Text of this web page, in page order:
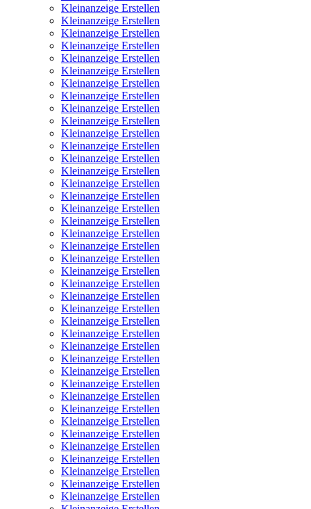
Kleinanzeige Erstellen
Kleinanzeige Erstellen
Kleinanzeige Erstellen
Kleinanzeige Erstellen
Kleinanzeige Erstellen
Kleinanzeige Erstellen
Kleinanzeige Erstellen
Kleinanzeige Erstellen
Kleinanzeige Erstellen
Kleinanzeige Erstellen
Kleinanzeige Erstellen
Kleinanzeige Erstellen
Kleinanzeige Erstellen
Kleinanzeige Erstellen
Kleinanzeige Erstellen
Kleinanzeige Erstellen
Kleinanzeige Erstellen
Kleinanzeige Erstellen
Kleinanzeige Erstellen
Kleinanzeige Erstellen
Kleinanzeige Erstellen
Kleinanzeige Erstellen
Kleinanzeige Erstellen
Kleinanzeige Erstellen
Kleinanzeige Erstellen
Kleinanzeige Erstellen
Kleinanzeige Erstellen
Kleinanzeige Erstellen
Kleinanzeige Erstellen
Kleinanzeige Erstellen
Kleinanzeige Erstellen
Kleinanzeige Erstellen
Kleinanzeige Erstellen
Kleinanzeige Erstellen
Kleinanzeige Erstellen
Kleinanzeige Erstellen
Kleinanzeige Erstellen
Kleinanzeige Erstellen
Kleinanzeige Erstellen
Kleinanzeige Erstellen